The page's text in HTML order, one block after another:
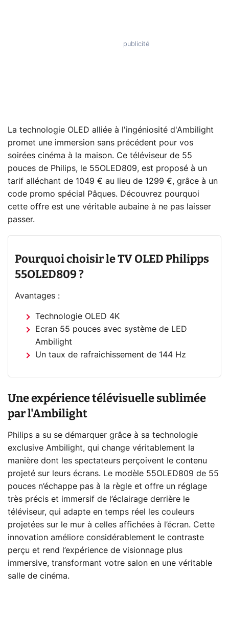
La technologie OLED alliée à l'ingéniosité d'Ambilight
promet une immersion sans précédent pour vos
soirées cinéma à la maison. Ce téléviseur de 55
pouces de Philips, le 55OLED809, est proposé à un
tarif alléchant de 1049 € au lieu de 1299 €, grâce à un
code promo spécial Pâques. Découvrez pourquoi
cette offre est une véritable aubaine à ne pas laisser
passer.
Pourquoi choisir le TV OLED Philipps
55OLED809 ?
Avantages :
Technologie OLED 4K
Ecran 55 pouces avec système de LED
Ambilight
Un taux de rafraichissement de 144 Hz
Une expérience télévisuelle sublimée
par l'Ambilight
Philips a su se démarquer grâce à sa technologie
exclusive Ambilight, qui change véritablement la
manière dont les spectateurs perçoivent le contenu
projeté sur leurs écrans. Le modèle 55OLED809 de 55
pouces n’échappe pas à la règle et offre un réglage
très précis et immersif de l’éclairage derrière le
téléviseur, qui adapte en temps réel les couleurs
projetées sur le mur à celles affichées à l’écran. Cette
innovation améliore considérablement le contraste
perçu et rend l’expérience de visionnage plus
immersive, transformant votre salon en une véritable
salle de cinéma.